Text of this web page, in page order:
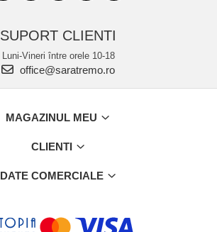
SUPORT CLIENTI
Luni-Vineri între orele 10-18
office@saratremo.ro
MAGAZINUL MEU
CLIENTI
DATE COMERCIALE